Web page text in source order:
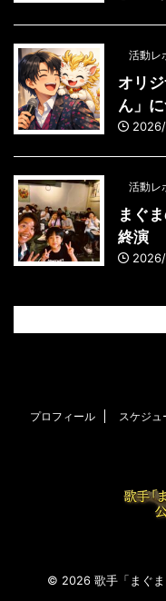
活動レ
オリ
ん」
活動レ
まぐ
終演
プロフィール スケジュ
© 2026 歌手「まぐま